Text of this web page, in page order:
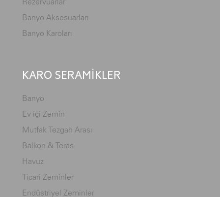
Banyo Aksesuarları
Banyo Karoları
KARO SERAMİKLER
Banyo
Ev içi Zemin
Mutfak Tezgah Arası
Balkon & Teras
Havuz
Ticari Zeminler
Endüstriyel Zeminler